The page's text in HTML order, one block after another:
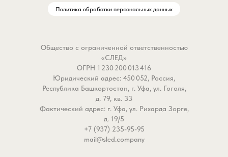
Политика обработки персональных данных
Общество с ограниченной ответственностью
«СЛЕД»
ОГРН 1 230 200 013 416
Юридический адрес: 450 052, Россия,
Республика Башкортостан, г. Уфа, ул. Гоголя,
д. 79, кв. 33
Фактический адрес: г. Уфа, ул. Рихарда Зорге,
д. 19/5
+7 (937) 235-95-95
mail@sled.company